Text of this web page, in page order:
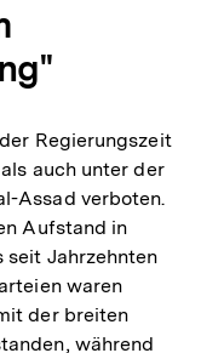
Regierungszeit
auch unter der
Assad verboten.
Aufstand in
seit Jahrzehnten
waren
der breiten
während